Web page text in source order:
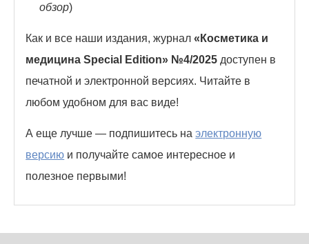
обзор)
Как и все наши издания, журнал«Косметика и
медицина Special Edition» №4/2025 доступен в
печатной и электронной версиях. Читайте в
любом удобном для вас виде!
А еще лучше — подпишитесь наэлектронную
версию и получайте самое интересное и
полезное первыми!